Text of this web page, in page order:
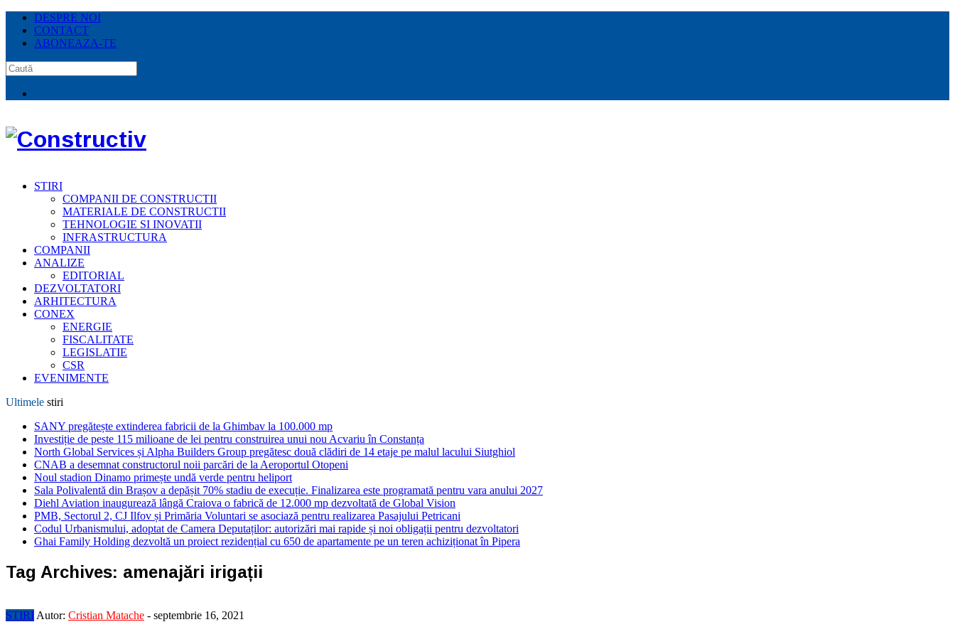
DESPRE NOI
CONTACT
ABONEAZA-TE
STIRI
COMPANII DE CONSTRUCTII
MATERIALE DE CONSTRUCTII
TEHNOLOGIE SI INOVATII
INFRASTRUCTURA
COMPANII
ANALIZE
EDITORIAL
DEZVOLTATORI
ARHITECTURA
CONEX
ENERGIE
FISCALITATE
LEGISLATIE
CSR
EVENIMENTE
Ultimele stiri
SANY pregătește extinderea fabricii de la Ghimbav la 100.000 mp
Investiție de peste 115 milioane de lei pentru construirea unui nou Acvariu în Constanța
North Global Services și Alpha Builders Group pregătesc două clădiri de 14 etaje pe malul lacului Siutghiol
CNAB a desemnat constructorul noii parcări de la Aeroportul Otopeni
Noul stadion Dinamo primește undă verde pentru heliport
Sala Polivalentă din Brașov a depășit 70% stadiu de execuție. Finalizarea este programată pentru vara anului 2027
Diehl Aviation inaugurează lângă Craiova o fabrică de 12.000 mp dezvoltată de Global Vision
PMB, Sectorul 2, CJ Ilfov și Primăria Voluntari se asociază pentru realizarea Pasajului Petricani
Codul Urbanismului, adoptat de Camera Deputaților: autorizări mai rapide și noi obligații pentru dezvoltatori
Ghai Family Holding dezvoltă un proiect rezidențial cu 650 de apartamente pe un teren achiziționat în Pipera
Tag Archives: amenajări irigații
STIRI Autor: Cristian Matache - septembrie 16, 2021